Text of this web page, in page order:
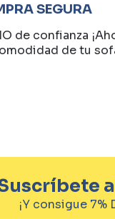
SEGURA
de confianza
de tu
¡Y consigue 7%